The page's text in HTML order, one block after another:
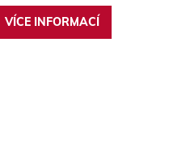
VÍCE INFORMACÍ